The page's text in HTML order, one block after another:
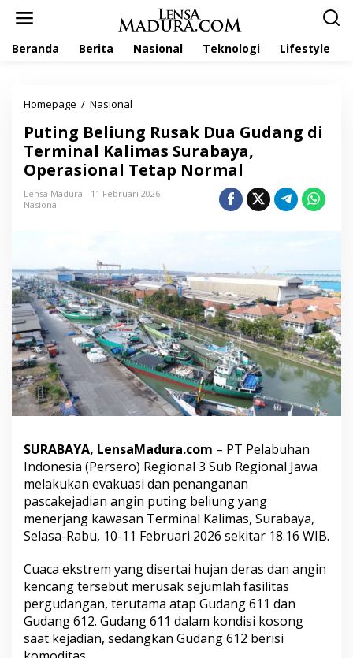
Beranda Berita Nasional Teknologi Lifestyle
Homepage / Nasional
t
i
n
g
B
g
R
u
s
a
k
D
u
a
G
u
a
n
g
d
i
T
e
r
i
n
a
K
a
Puting Beliung Rusak Dua Gudang di
Terminal Kalimas Surabaya,
Operasional Tetap Normal
Lensa Madura
11 Februari 2026
Nasional
SURABAYA, LensaMadura.com – PT Pelabuhan
Indonesia (Persero) Regional 3 Sub Regional Jawa
melakukan evakuasi dan penanganan
pascakejadian angin puting beliung yang
menerjang kawasan Terminal Kalimas, Surabaya,
Selasa-Rabu, 10-11 Februari 2026 sekitar 18.16 WIB.
Cuaca ekstrem yang disertai hujan deras dan angin
kencang tersebut merusak sejumlah fasilitas
pergudangan, terutama atap Gudang 611 dan
Gudang 612. Gudang 611 dalam kondisi kosong
saat kejadian, sedangkan Gudang 612 berisi